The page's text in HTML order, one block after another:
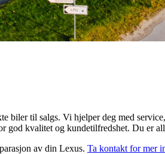
til salgs. Vi hjelper deg med
kvalitet og kundetilfredshet. Du er
av din Lexus. Ta kontakt for mer